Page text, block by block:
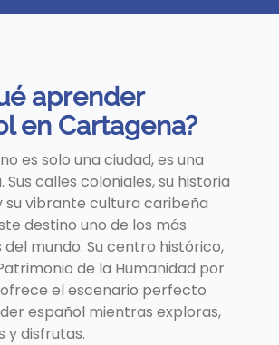
aprender
en Cartagena?
es solo una ciudad, es una
Sus calles coloniales, su historia
su vibrante cultura caribeña
destino uno de los más
mundo. Su centro histórico,
de la Humanidad por
ofrece el escenario perfecto
español mientras exploras,
y disfrutas.